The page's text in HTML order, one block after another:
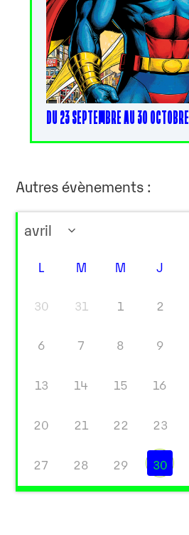
DU 23 SEPTEMBRE AU 30 OCTOBRE
Autres évènements :
L M M J
30 31 1 2
6 7 8 9
13 14 15 16
20 21 22 23
27 28 29 30